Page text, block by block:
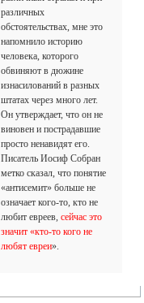
различных
обстоятельствах, мне это
напомнило историю
человека, которого
обвиняют в дюжине
изнасилований в разных
штатах через много лет.
Он утверждает, что он не
виновен и пострадавшие
просто ненавидят его.
Писатель Иосиф Собран
метко сказал, что понятие
«антисемит» больше не
означает кого-то, кто не
любит евреев,сейчас это
значит «кто-то кого не
любят евреи».